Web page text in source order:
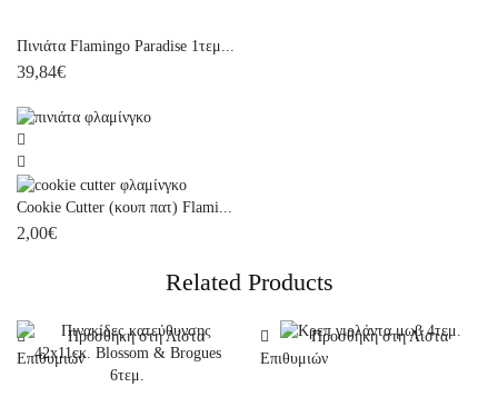
Πινιάτα Flamingo Paradise 1τεμ...
39,84€
Cookie Cutter (κουπ πατ) Flami...
2,00€
Related Products
Προσθήκη στη Λίστα
Επιθυμιών
Προσθήκη στη Λίστα
Επιθυμιών